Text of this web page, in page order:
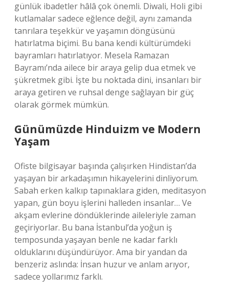
günlük ibadetler hâlâ çok önemli. Diwali, Holi gibi
kutlamalar sadece eğlence değil, aynı zamanda
tanrılara teşekkür ve yaşamın döngüsünü
hatırlatma biçimi. Bu bana kendi kültürümdeki
bayramları hatırlatıyor. Mesela Ramazan
Bayramı’nda ailece bir araya gelip dua etmek ve
şükretmek gibi. İşte bu noktada dini, insanları bir
araya getiren ve ruhsal denge sağlayan bir güç
olarak görmek mümkün.
Günümüzde Hinduizm ve Modern
Yaşam
Ofiste bilgisayar başında çalışırken Hindistan’da
yaşayan bir arkadaşımın hikayelerini dinliyorum.
Sabah erken kalkıp tapınaklara giden, meditasyon
yapan, gün boyu işlerini halleden insanlar… Ve
akşam evlerine döndüklerinde aileleriyle zaman
geçiriyorlar. Bu bana İstanbul’da yoğun iş
temposunda yaşayan benle ne kadar farklı
olduklarını düşündürüyor. Ama bir yandan da
benzeriz aslında: İnsan huzur ve anlam arıyor,
sadece yollarımız farklı.